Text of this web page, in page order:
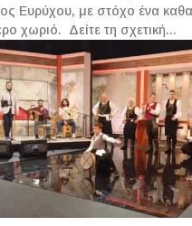
Ευρύχου, με στόχο ένα
ομορφότερο χωριό. Δείτε τη σχετική...